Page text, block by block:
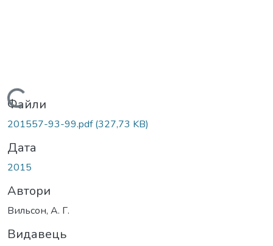
Вантажиться...
Файли
201557-93-99.pdf(327,73 KB)
Дата
2015
Автори
Вильсон, А. Г.
Видавець